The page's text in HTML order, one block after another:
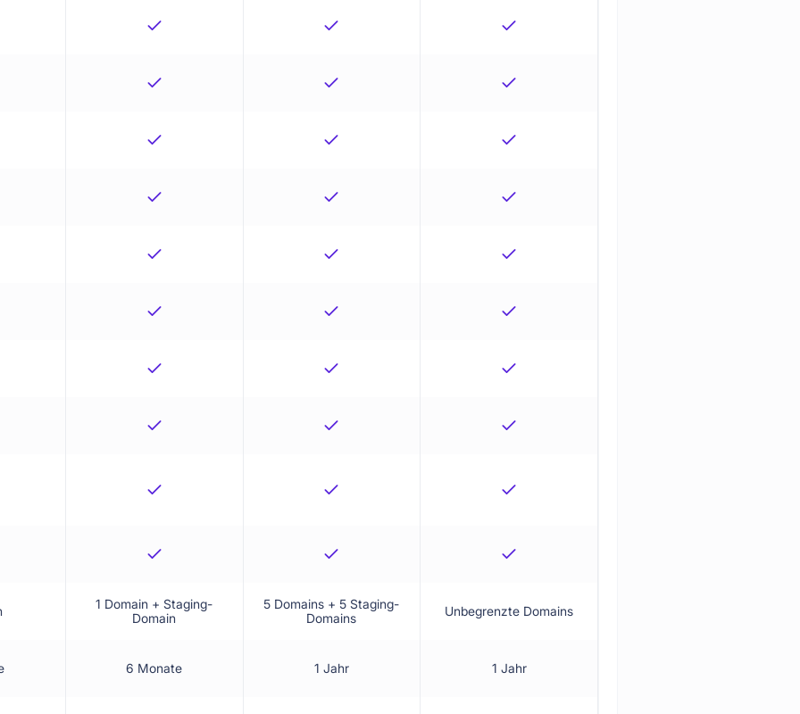
1 Domain + Staging-
Domain
5 Domains + 5 Staging-
Domains
Unbegrenzte Domains
6 Monate 1 Jahr 1 Jahr